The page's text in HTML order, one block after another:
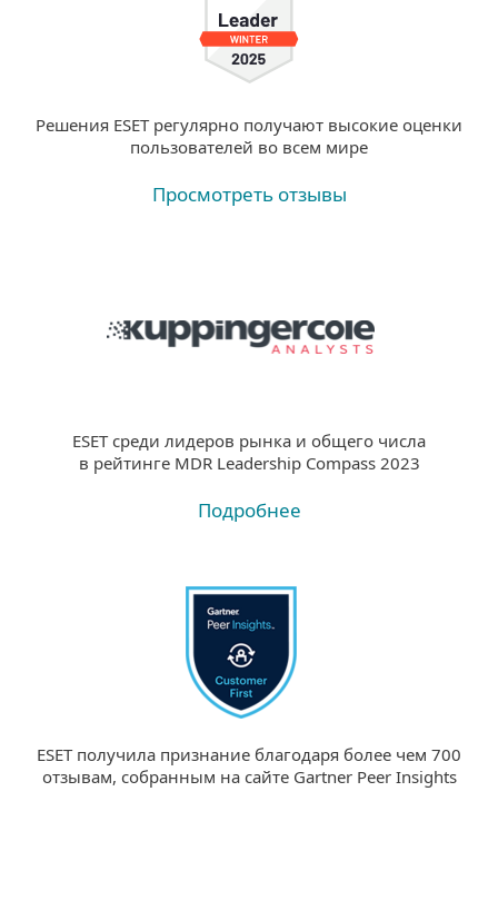
Решения ESET регулярно получают высокие оценки
пользователей во всем мире
Просмотреть отзывы
ESET среди лидеров рынка и общего числа
в рейтинге MDR Leadership Compass 2023
Подробнее
ESET получила признание благодаря более чем 700
отзывам, собранным на сайте Gartner Peer Insights